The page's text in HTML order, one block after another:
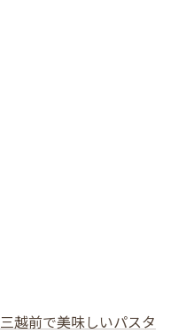
三越前で美味しいパスタ